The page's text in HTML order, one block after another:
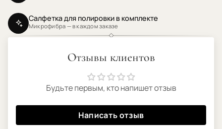
Салфетка для полировки в комплекте
Микрофибра — в каждом заказе
Отзывы клиентов
Будьте первым, кто напишет отзыв
Написать отзыв